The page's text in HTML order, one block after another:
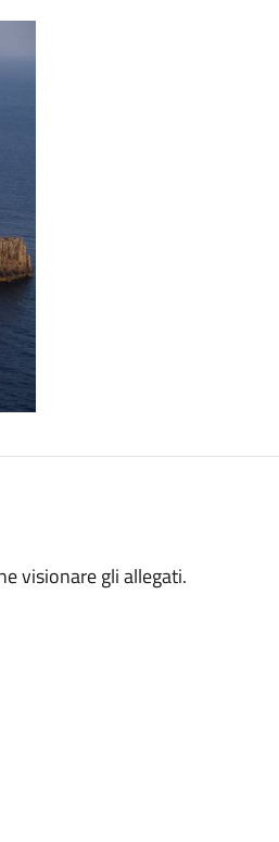
visionare gli allegati.